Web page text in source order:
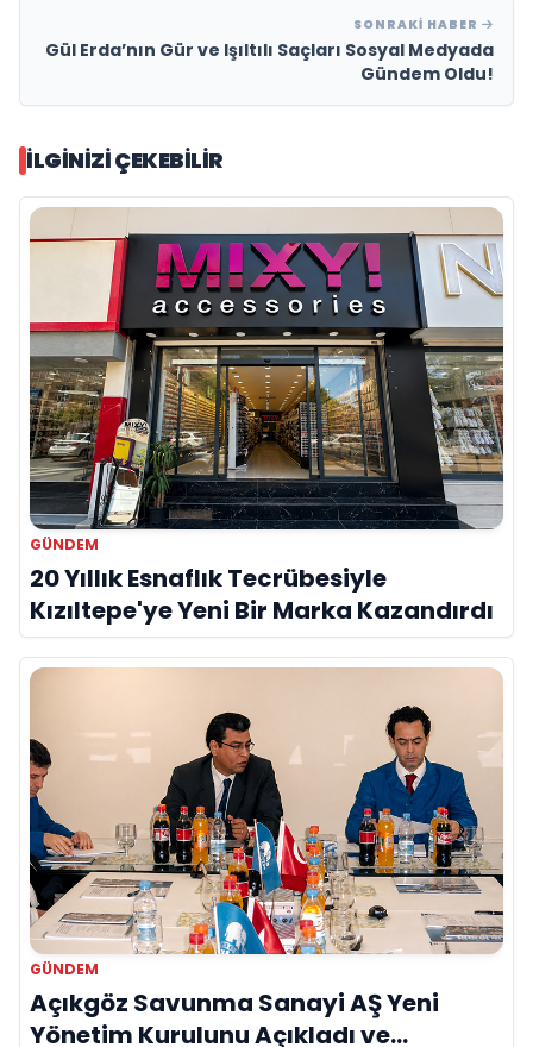
SONRAKI HABER
Gül Erda’nın Gür ve Işıltılı Saçları Sosyal Medyada
Gündem Oldu!
İLGINIZI ÇEKEBILIR
GÜNDEM
20 Yıllık Esnaflık Tecrübesiyle
Kızıltepe'ye Yeni Bir Marka Kazandırdı
GÜNDEM
Açıkgöz Savunma Sanayi AŞ Yeni
Yönetim Kurulunu Açıkladı ve